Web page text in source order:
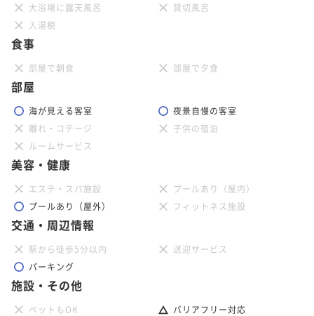
大浴場に露天風呂
貸切風呂
入湯税
食事
部屋で朝食 部屋で夕食
部屋
海が見える客室
夜景自慢の客室
離れ・コテージ
子供の宿泊
ルームサービス
美容・健康
エステ・スパ施設
プールあり（屋内）
プールあり（屋外）
フィットネス施設
交通・周辺情報
駅から徒歩5分以内
送迎サービス
パーキング
施設・その他
ペットもOK
バリアフリー対応